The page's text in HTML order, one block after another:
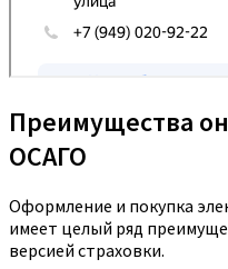
Преимущества
ОСАГО
Оформление и покупка
имеет целый ряд
версией страховки.